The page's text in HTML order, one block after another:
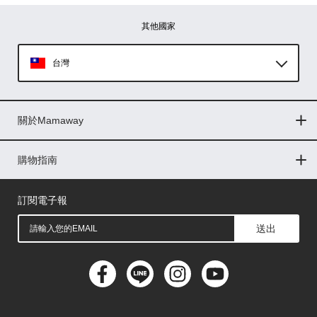
其他國家
台灣
印尼
菲律賓
馬來西亞
關於Mamaway
門市據點
最新消息
品牌故事
人力招募
媒體花絮
隱私權聲明
CSR企業社會責任
購物指南
購物常見問題
退換貨問題
儲值金使用條款
購買儲值金
發票問題
會員權益
線上留言
吸乳器-免費體驗
訂閱電子報
送出